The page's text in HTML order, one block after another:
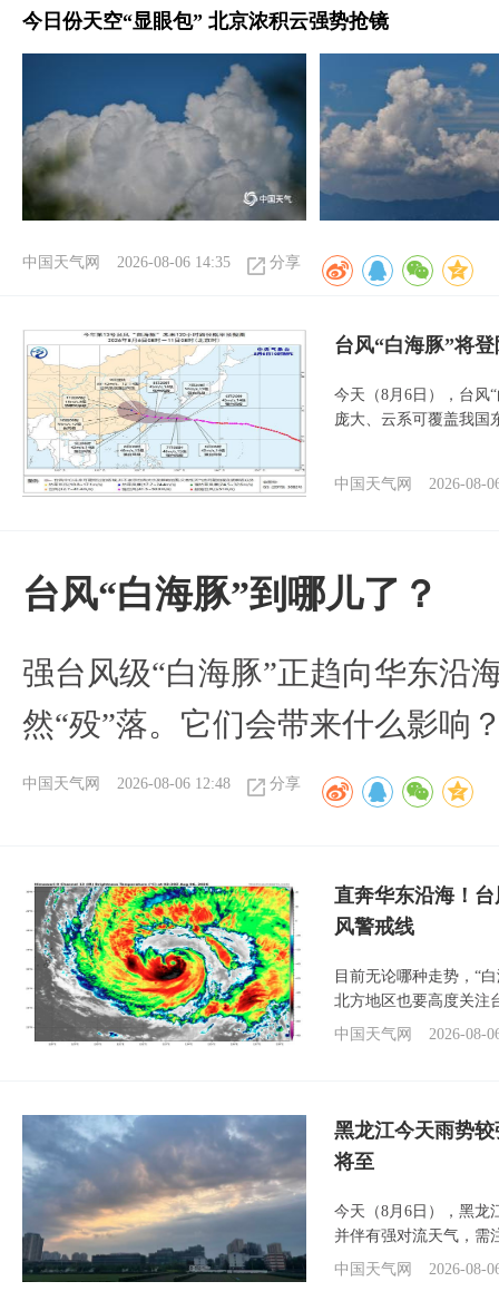
今日份天空“显眼包” 北京浓积云强势抢镜
中国天气网 2026-08-06 14:35 分享
台风“白海豚”将
今天（8月6日），台风
庞大、云系可覆盖我国
中国天气网 2026-08-
台风“白海豚”到哪儿了？
强台风级“白海豚”正趋向华东沿
然“殁”落。它们会带来什么影响
中国天气网 2026-08-06 12:48 分享
直奔华东沿海！
风警戒线
目前无论哪种走势，“
北方地区也要高度关注
中国天气网
2026-08-
黑龙江今天雨势
将至
今天（8月6日），黑龙
并伴有强对流天气，需
中国天气网
2026-08-